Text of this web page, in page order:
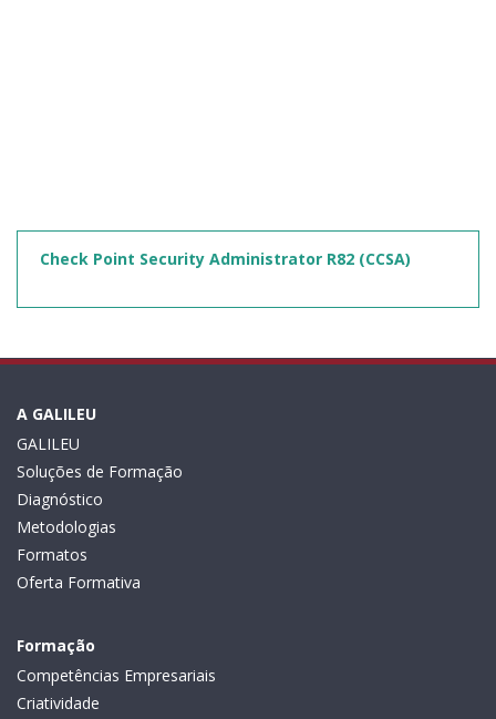
Check Point Security Administrator R82 (CCSA)
A GALILEU
GALILEU
Soluções de Formação
Diagnóstico
Metodologias
Formatos
Oferta Formativa
Formação
Competências Empresariais
Criatividade